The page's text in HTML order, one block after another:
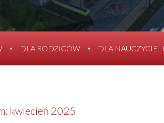
DLA RODZICÓW DLA NAUCZYCIELI
kwiecień 2025